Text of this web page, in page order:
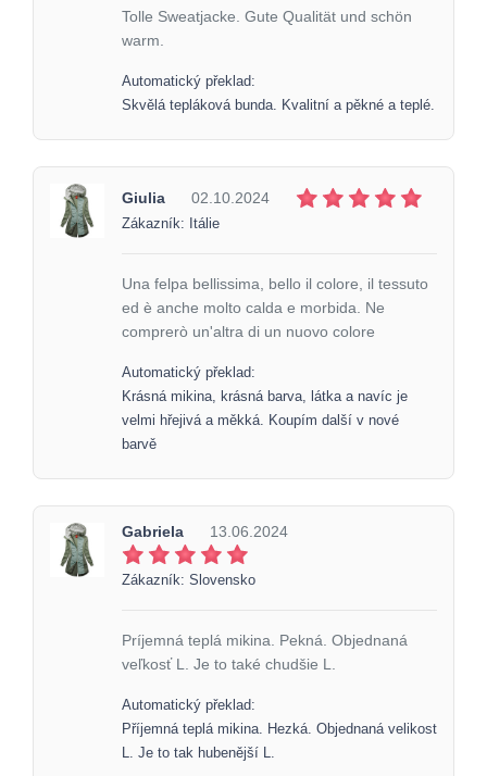
Tolle Sweatjacke. Gute Qualität und schön
warm.
Automatický překlad:
Skvělá tepláková bunda. Kvalitní a pěkné a teplé.
Giulia 02.10.2024
Zákazník: Itálie
Una felpa bellissima, bello il colore, il tessuto
ed è anche molto calda e morbida. Ne
comprerò un'altra di un nuovo colore
Automatický překlad:
Krásná mikina, krásná barva, látka a navíc je
velmi hřejivá a měkká. Koupím další v nové
barvě
Gabriela 13.06.2024
Zákazník: Slovensko
Príjemná teplá mikina. Pekná. Objednaná
veľkosť L. Je to také chudšie L.
Automatický překlad:
Příjemná teplá mikina. Hezká. Objednaná velikost
L. Je to tak hubenější L.